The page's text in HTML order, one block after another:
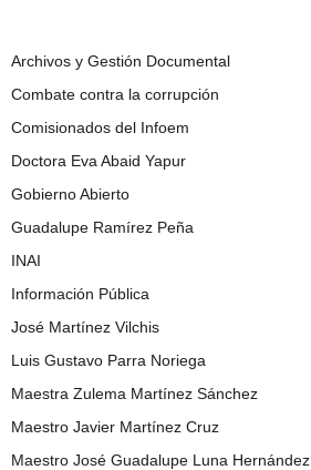
Archivos y Gestión Documental
Combate contra la corrupción
Comisionados del Infoem
Doctora Eva Abaid Yapur
Gobierno Abierto
Guadalupe Ramírez Peña
INAI
Información Pública
José Martínez Vilchis
Luis Gustavo Parra Noriega
Maestra Zulema Martínez Sánchez
Maestro Javier Martínez Cruz
Maestro José Guadalupe Luna Hernández